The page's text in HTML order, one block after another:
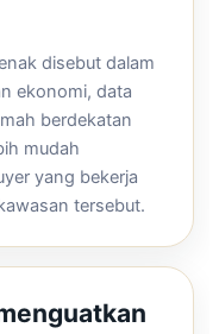
disebut dalam
ekonomi, data
berdekatan
mudah
yang bekerja
tersebut.